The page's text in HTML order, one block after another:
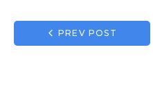
Navigation
de
PREV POST